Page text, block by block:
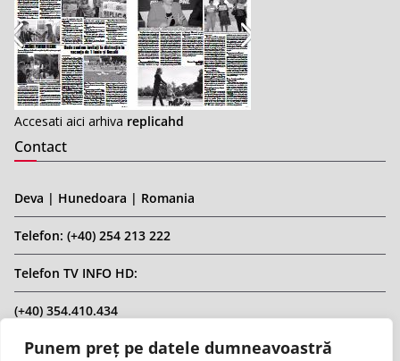
Punem preț pe datele dumneavoastră
Accesati aici arhiva replicahd
Contact
Deva | Hunedoara | Romania
Telefon: (+40) 254 213 222
Telefon TV INFO HD:
(+40) 354.410.434